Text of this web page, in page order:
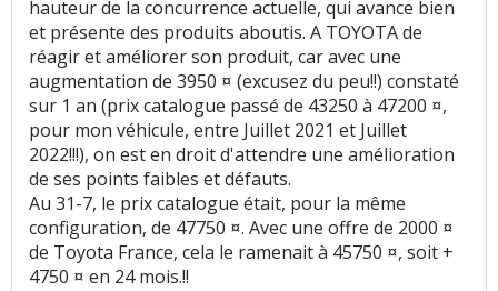
hauteur de la concurrence actuelle, qui avance bien
et présente des produits aboutis. A TOYOTA de
réagir et améliorer son produit, car avec une
augmentation de 3950 ¤ (excusez du peu!!) constaté
sur 1 an (prix catalogue passé de 43250 à 47200 ¤,
pour mon véhicule, entre Juillet 2021 et Juillet
2022!!!), on est en droit d'attendre une amélioration
de ses points faibles et défauts.
Au 31-7, le prix catalogue était, pour la même
configuration, de 47750 ¤. Avec une offre de 2000 ¤
de Toyota France, cela le ramenait à 45750 ¤, soit +
4750 ¤ en 24 mois.!!